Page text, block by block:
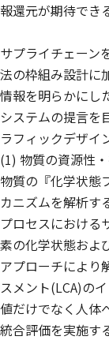
報還元が期待でき
サプライチェーン
法の枠組み設計に
情報を明らかにし
システムの提言を
ラフィックデザイ
(1) 物質の資源性
物質の『化学状態
カニズムを解析す
プロセスにおける
素の化学状態およ
アプローチにより
スメント(LCA)の
値だけでなく人体
統合評価を実施す